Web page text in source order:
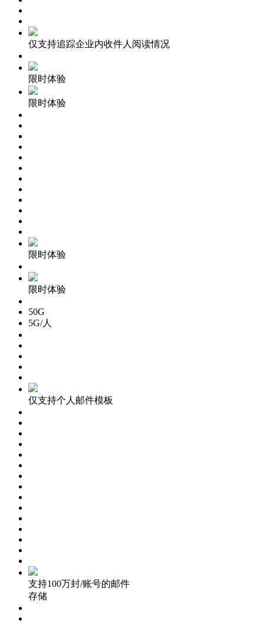
仅支持追踪企业内收件人阅读情况
限时体验
限时体验
限时体验
限时体验
50G
5G/人
仅支持个人邮件模板
支持100万封/账号的邮件
存储